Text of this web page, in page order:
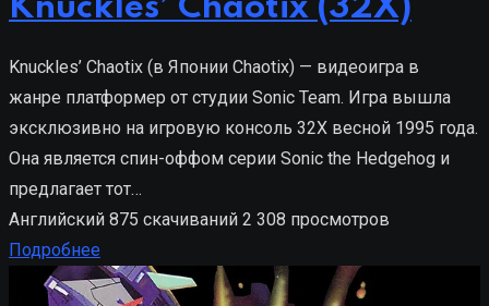
Knuckles’ Chaotix (32X)
Knuckles’ Chaotix (в Японии Chaotix) — видеоигра в
жанре платформер от студии Sonic Team. Игра вышла
эксклюзивно на игровую консоль 32X весной 1995 года.
Она является спин-оффом серии Sonic the Hedgehog и
предлагает тот…
Английский 875 скачиваний 2 308 просмотров
Подробнее